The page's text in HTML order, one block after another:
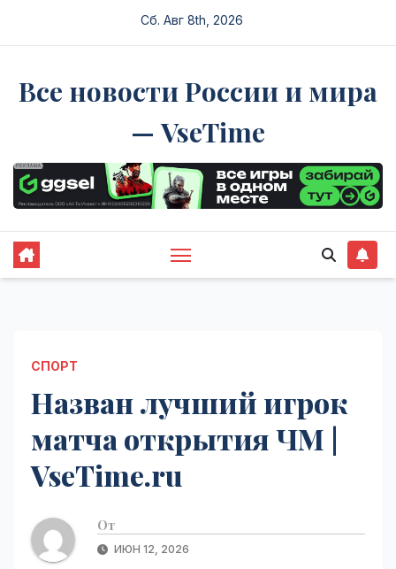
Сб. Авг 8th, 2026
Все новости России и мира
— VseTime
СПОРТ
Назван лучший игрок
матча открытия ЧМ |
VseTime.ru
От
ИЮН 12, 2026